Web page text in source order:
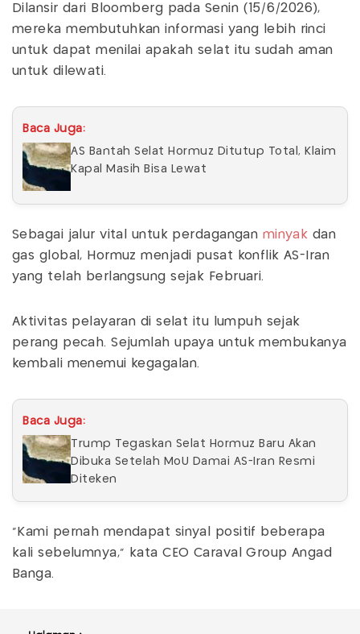
Dilansir dari Bloomberg pada Senin (15/6/2026),
mereka membutuhkan informasi yang lebih rinci
untuk dapat menilai apakah selat itu sudah aman
untuk dilewati.
Baca Juga:
AS Bantah Selat Hormuz Ditutup Total, Klaim
Kapal Masih Bisa Lewat
Sebagai jalur vital untuk perdagangan minyak dan
gas global, Hormuz menjadi pusat konflik AS-Iran
yang telah berlangsung sejak Februari.
Aktivitas pelayaran di selat itu lumpuh sejak
perang pecah. Sejumlah upaya untuk membukanya
kembali menemui kegagalan.
Baca Juga:
Trump Tegaskan Selat Hormuz Baru Akan
Dibuka Setelah MoU Damai AS-Iran Resmi
Diteken
"Kami pernah mendapat sinyal positif beberapa
kali sebelumnya," kata CEO Caraval Group Angad
Banga.